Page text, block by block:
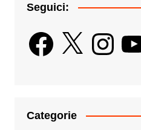
Seguici:
Facebook
X Instagram
Categorie